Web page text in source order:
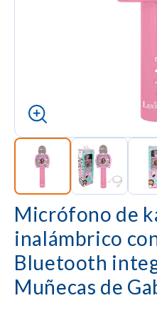
Micrófono de
inalámbrico
Bluetooth
Muñecas de